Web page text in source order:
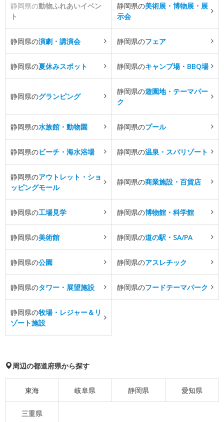
静岡県の動物ふれあいイベン
ト
静岡県の美術展・博物展・展
示会
静岡県の演劇・講演会 静岡県のフェア
静岡県の夏休みスポット 静岡県のキャンプ場・BBQ場
静岡県のグランピング
静岡県の遊園地・テーマパー
ク
静岡県の水族館・動物園 静岡県のプール
静岡県のビーチ・海水浴場 静岡県の温泉・スパリゾート
静岡県のアウトレット・ショ
ッピングモール
静岡県の商業施設・百貨店
静岡県の工場見学 静岡県の博物館・科学館
静岡県の美術館 静岡県の道の駅・SA/PA
静岡県の公園 静岡県のアスレチック
静岡県のタワー・展望施設 静岡県のフードテーマパーク
静岡県の牧場・レジャー＆リ
ゾート施設
周辺の都道府県から探す
東海 岐阜県 静岡県 愛知県
三重県